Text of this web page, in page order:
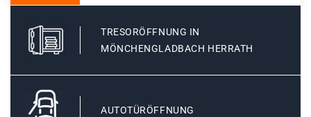
TRESORÖFFNUNG IN
MÖNCHENGLADBACH HERRATH
AUTOTÜRÖFFNUNG